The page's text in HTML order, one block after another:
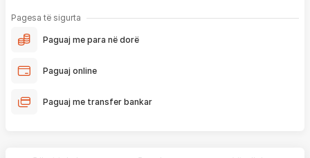
përfshirë momentin kur produkti arrin në depon tonë, dhe
më lartë. Ju lusim të keni parasysh që festat ndërkombëtare ndikojnë që
liferimi të shtyhet për rreth 2 ditë.
Pagesa të sigurta
Paguaj me para në dorë
Paguaj online
Paguaj me transfer bankar